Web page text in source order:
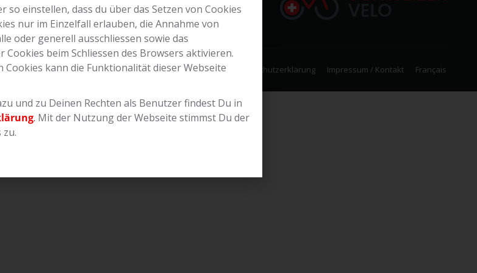
Datenschutzerklärung Impressum / Kontakt Français
so einstellen, dass du über das Setzen von Cookies
nur im Einzelfall erlauben, die Annahme von
oder generell ausschliessen sowie das
Cookies beim Schliessen des Browsers aktivieren.
Cookies kann die Funktionalität dieser Webseite
und zu Deinen Rechten als Benutzer findest Du in
. Mit der Nutzung der Webseite stimmst Du der